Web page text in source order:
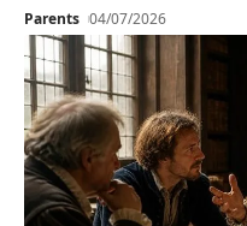
Parents 04/07/2026